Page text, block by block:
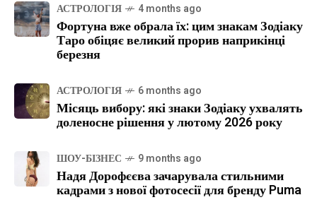
АСТРОЛОГІЯ 4 months ago
Фортуна вже обрала їх: цим знакам Зодіаку
Таро обіцяє великий прорив наприкінці
березня
АСТРОЛОГІЯ 6 months ago
Місяць вибору: які знаки Зодіаку ухвалять
доленосне рішення у лютому 2026 року
ШОУ-БІЗНЕС 9 months ago
Надя Дорофєєва зачарувала стильними
кадрами з нової фотосесії для бренду Puma